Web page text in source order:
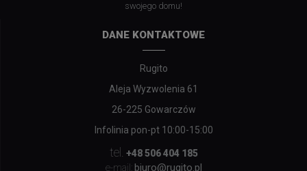
swojego domu!
DANE KONTAKTOWE
Rugito
Aleja Wyzwolenia 61
26-225 Gowarczów
Infolinia pon-pt 10:00-15:00
tel.
+48 506 404 185
e-mail: biuro@rugito.pl